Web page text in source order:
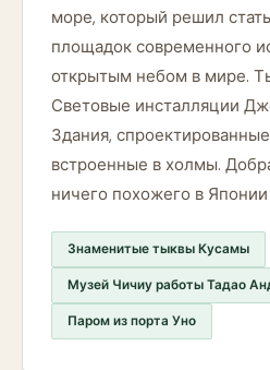
море, который решил стать
площадок современного
открытым небом в мире.
Световые инсталляции
Здания,
встроенные в холмы.
ничего похожего в
Знаменитые тыквы Кусамы
Музей Чичиу работы Тадао
Паром из порта Уно